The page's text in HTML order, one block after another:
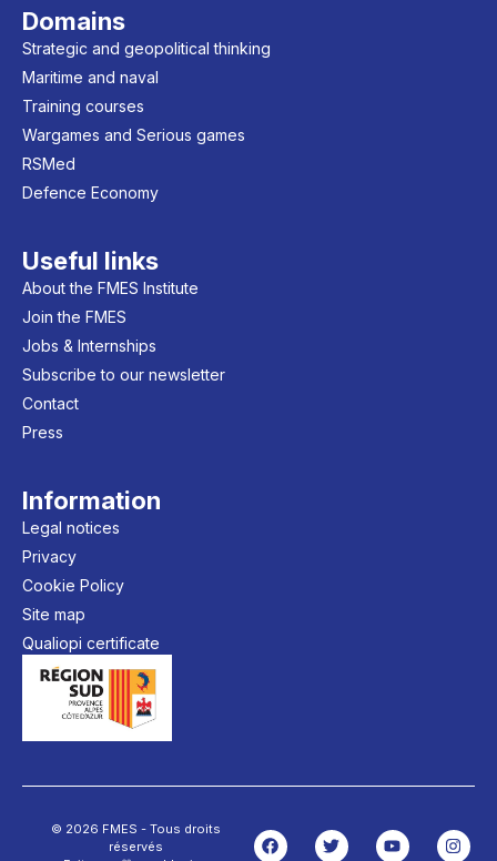
Domains
Strategic and geopolitical thinking
Maritime and naval
Training courses
Wargames and Serious games
RSMed
Defence Economy
Useful links
About the FMES Institute
Join the FMES
Jobs & Internships
Subscribe to our newsletter
Contact
Press
Information
Legal notices
Privacy
Cookie Policy
Site map
Qualiopi certificate
© 2026 FMES - Tous droits
réservés